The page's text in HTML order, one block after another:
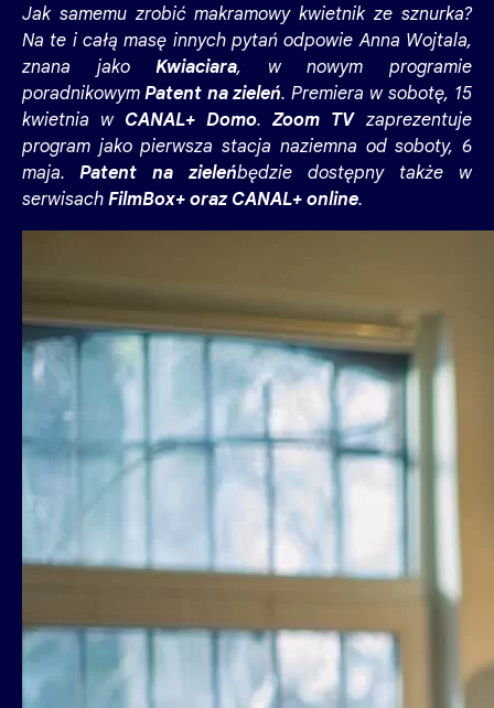
Jak samemu zrobić makramowy kwietnik ze sznurka?
Na te i całą masę innych pytań odpowie Anna Wojtala,
znana jako Kwiaciara, w nowym programie
poradnikowym Patent na zieleń. Premiera w sobotę, 15
kwietnia w CANAL+ Domo. Zoom TVzaprezentuje
program jako pierwsza stacja naziemna od soboty, 6
maja. Patent na zieleńbędzie dostępny także w
serwisach FilmBox+ oraz CANAL+ online.